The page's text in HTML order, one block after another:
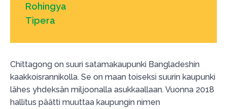
Rohingya
Tipera
Chittagong on suuri satamakaupunki Bangladeshin
kaakkoisrannikolla. Se on maan toiseksi suurin kaupunki
lähes yhdeksän miljoonalla asukkaallaan. Vuonna 2018
hallitus päätti muuttaa kaupungin nimen